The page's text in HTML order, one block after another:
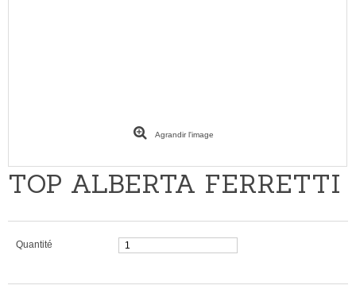
Agrandir l'image
TOP ALBERTA FERRETTI
Quantité